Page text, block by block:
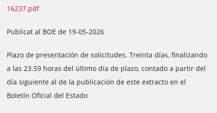
16237.pdf
Publicat al BOE de 19-05-2026
Plazo de presentación de solicitudes. Treinta días, finalizando
a las 23.59 horas del último día de plazo, contado a partir del
día siguiente al de la publicación de este extracto en el
Boletín Oficial del Estado